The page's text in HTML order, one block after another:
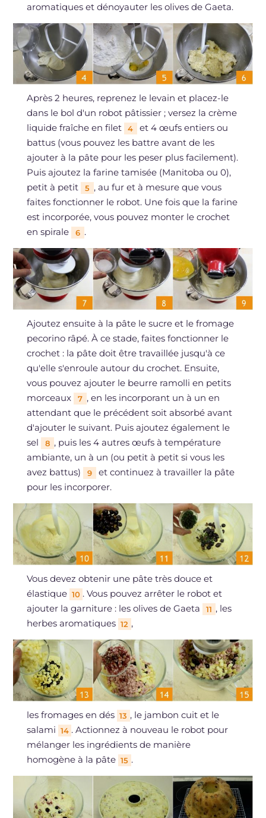
aromatiques et dénoyauter les olives de Gaeta.
Après 2 heures, reprenez le levain et placez-le
dans le bol d'un robot pâtissier ; versez la crème
liquide fraîche en filet
4
et 4 œufs entiers ou
battus (vous pouvez les battre avant de les
ajouter à la pâte pour les peser plus facilement).
Puis ajoutez la farine tamisée (Manitoba ou 0),
petit à petit
5 , au fur et à mesure que vous
faites fonctionner le robot. Une fois que la farine
est incorporée, vous pouvez monter le crochet
en spirale
6 .
Ajoutez ensuite à la pâte le sucre et le fromage
pecorino râpé. À ce stade, faites fonctionner le
crochet : la pâte doit être travaillée jusqu'à ce
qu'elle s'enroule autour du crochet. Ensuite,
vous pouvez ajouter le beurre ramolli en petits
morceaux
7 , en les incorporant un à un en
attendant que le précédent soit absorbé avant
d'ajouter le suivant. Puis ajoutez également le
sel
8 , puis les 4 autres œufs à température
ambiante, un à un (ou petit à petit si vous les
avez battus)
9
et continuez à travailler la pâte
pour les incorporer.
Vous devez obtenir une pâte très douce et
élastique 10 . Vous pouvez arrêter le robot et
ajouter la garniture : les olives de Gaeta
11 , les
herbes aromatiques 12 ,
les fromages en dés 13 , le jambon cuit et le
salami 14 . Actionnez à nouveau le robot pour
mélanger les ingrédients de manière
homogène à la pâte 15 .